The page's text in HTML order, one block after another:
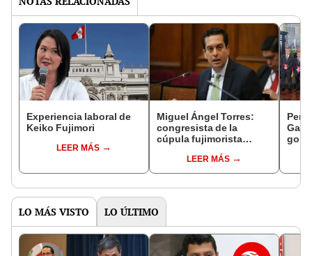
Experiencia laboral de
Keiko Fujimori
LEER MÁS
Miguel Ángel Torres:
congresista de la
cúpula fujimorista
del SenadoLEER MÁS
LO MÁS VISTO LO ÚLTIMO